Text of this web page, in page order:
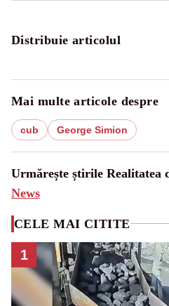
Distribuie articolul
Mai multe articole despre
cub George Simion
Urmărește știrile Realitatea
News
CELE MAI CITITE
1